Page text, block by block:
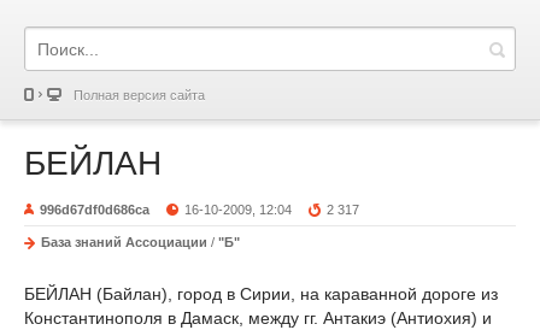
Полная версия сайта
БЕЙЛАН
996d67df0d686ca 16-10-2009, 12:04 2 317
База знаний Ассоциации / "Б"
БЕЙЛАН (Байлан), город в Сирии, на караванной дороге из
Константинополя в Дамаск, между гг. Антакиэ (Антиохия) и